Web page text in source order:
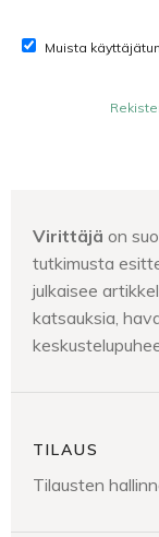
Muista
Virittäjä on
tutkimusta
julkaisee
katsauksia,
TILAUS
Tilausten